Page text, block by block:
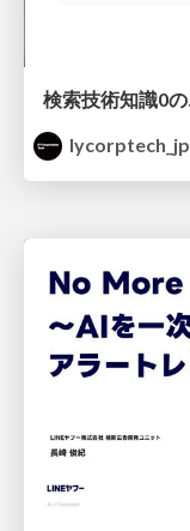
lycorptech_jp